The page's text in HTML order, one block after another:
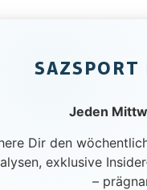
SAZSPORT
Jeden
Dir den
exklusive
–